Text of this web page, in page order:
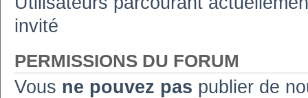
invité
PERMISSIONS DU FORUM
Vous ne pouvez pas publier de